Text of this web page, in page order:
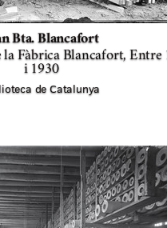
Bta. Blancafort
la Fàbrica Blancafort, Entre
i 1930
de Catalunya